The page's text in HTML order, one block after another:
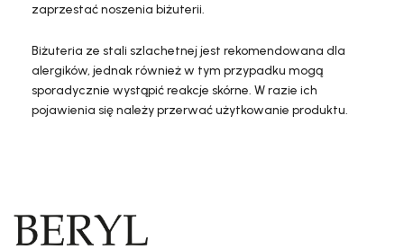
zaprzestać noszenia biżuterii.
Biżuteria ze stali szlachetnej jest rekomendowana dla
alergików, jednak również w tym przypadku mogą
sporadycznie wystąpić reakcje skórne. W razie ich
pojawienia się należy przerwać użytkowanie produktu.